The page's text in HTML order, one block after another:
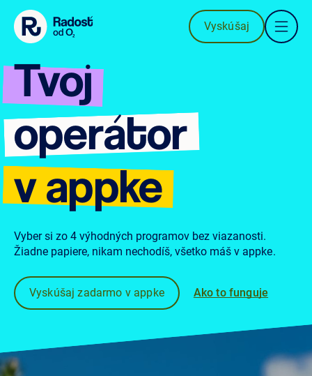
Preskočiť na obsah
Vyskúšaj
Tvoj
operátor
v appke
Vyber si zo 4 výhodných programov bez viazanosti.
Žiadne papiere, nikam nechodíš, všetko máš v appke.
Vyskúšaj zadarmo v appke Ako to funguje